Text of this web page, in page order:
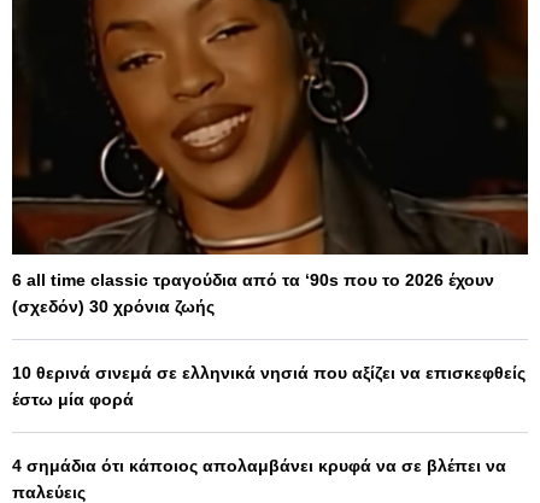
6 all time classic τραγούδια από τα ‘90s που το 2026 έχουν
(σχεδόν) 30 χρόνια ζωής
10 θερινά σινεμά σε ελληνικά νησιά που αξίζει να επισκεφθείς
έστω μία φορά
4 σημάδια ότι κάποιος απολαμβάνει κρυφά να σε βλέπει να
παλεύεις